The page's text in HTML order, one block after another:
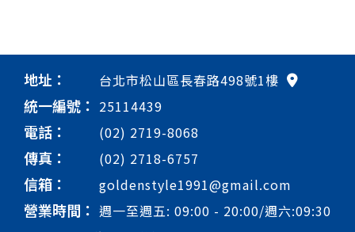
地址： 台北市松山區長春路498號1樓
統一編號： 25114439
電話： (02) 2719-8068
傳真： (02) 2718-6757
信箱： goldenstyle1991@gmail.com
營業時間： 週一至週五: 09:00 - 20:00/週六:09:30